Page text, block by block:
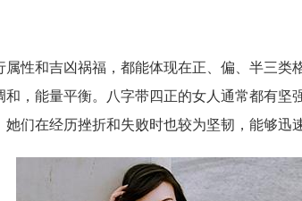
属性和吉凶祸福，都能体现在正、偏、半三类
和，能量平衡。八字带四正的女人通常都有坚
们在经历挫折和失败时也较为坚韧，能够迅